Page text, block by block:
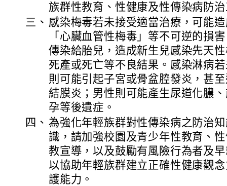
族群性教育、性健康及性傳染病防
三、 感染梅毒若未接受適當治療，可能
「心臟血管性梅毒」等不可逆的損
傳染給胎兒，造成新生兒感染先天
死產或死亡等不良結果。感染淋病
則可能引起子宮或骨盆腔發炎，甚
結膜炎；男性則可能產生尿道化膿
孕等後遺症。
四、 為強化年輕族群對性傳染病之防治
識，請加強校園及青少年性教育、
教宣導，以及鼓勵有風險行為者及
以協助年輕族群建立正確性健康觀
護能力。